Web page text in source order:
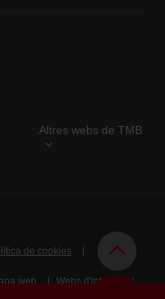
Altres webs de TMB
de cookies
web Webs d'interès